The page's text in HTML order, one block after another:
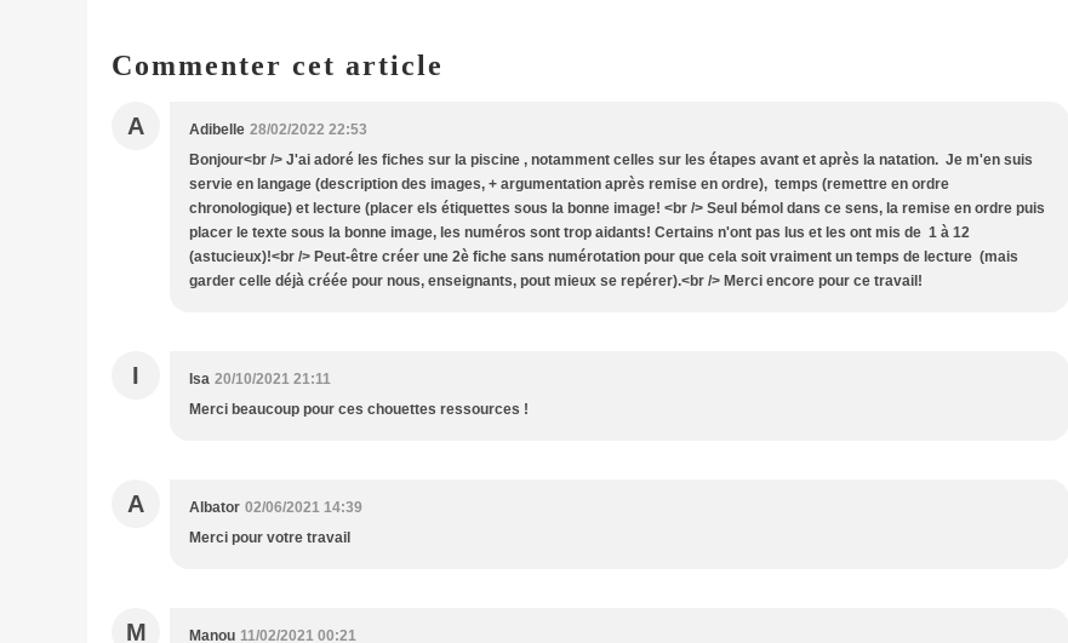
Commenter cet article
A Adibelle 28/02/2022 22:53
Bonjour<br /> J'ai adoré les fiches sur la piscine , notamment celles sur les étapes avant et après la natation. Je m'en suis
servie en langage (description des images, + argumentation après remise en ordre), temps (remettre en ordre
chronologique) et lecture (placer els étiquettes sous la bonne image! <br /> Seul bémol dans ce sens, la remise en ordre puis
placer le texte sous la bonne image, les numéros sont trop aidants! Certains n'ont pas lus et les ont mis de 1 à 12
(astucieux)!<br /> Peut-être créer une 2è fiche sans numérotation pour que cela soit vraiment un temps de lecture (mais
garder celle déjà créée pour nous, enseignants, pout mieux se repérer).<br /> Merci encore pour ce travail!
I Isa 20/10/2021 21:11
Merci beaucoup pour ces chouettes ressources !
A Albator 02/06/2021 14:39
Merci pour votre travail
M Manou 11/02/2021 00:21